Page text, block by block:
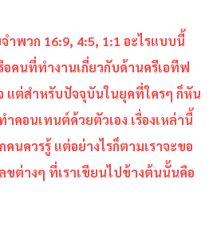
ำพวก 16:9, 4:5, 1:1 อะไรแบบนี้
คนที่ทำงานเกี่ยวกับด้านครีเอทีฟ
แต่สำหรับปัจจุบันในยุคที่ใครๆ ก็หัน
คอนเทนต์ด้วยตัวเอง เรื่องเหล่านี้
นควรรู้ แต่อย่างไรก็ตามเราจะขอ
ต่างๆ ที่เราเขียนไปข้างต้นนั้นคือ